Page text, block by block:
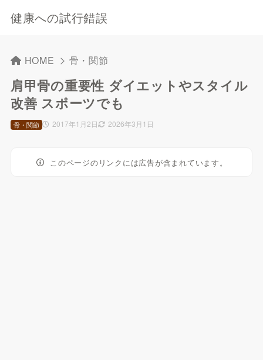
健康への試行錯誤
HOME 骨・関節
肩甲骨の重要性 ダイエットやスタイル
改善 スポーツでも
2017年1月2日 2026年3月1日
骨・関節
このページのリンクには広告が含まれています。